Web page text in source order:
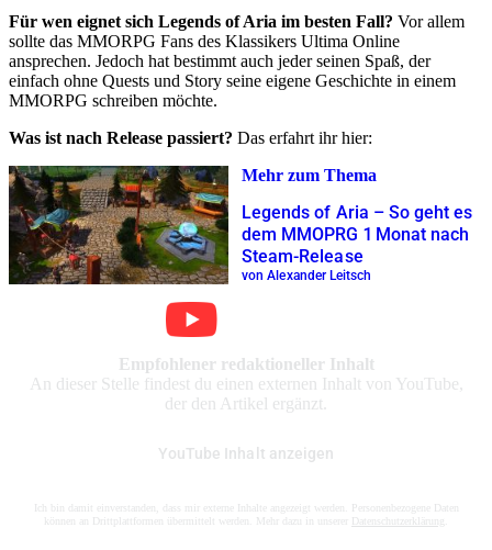
Für wen eignet sich Legends of Aria im besten Fall? Vor allem
sollte das MMORPG Fans des Klassikers Ultima Online
ansprechen. Jedoch hat bestimmt auch jeder seinen Spaß, der
einfach ohne Quests und Story seine eigene Geschichte in einem
MMORPG schreiben möchte.
Was ist nach Release passiert? Das erfahrt ihr hier:
Mehr zum Thema
Legends of Aria – So geht es
dem MMOPRG 1 Monat nach
Steam-Release
von Alexander Leitsch
Empfohlener redaktioneller Inhalt
An dieser Stelle findest du einen externen Inhalt von YouTube,
der den Artikel ergänzt.
YouTube Inhalt anzeigen
Ich bin damit einverstanden, dass mir externe Inhalte angezeigt werden. Personenbezogene Daten
können an Drittplattformen übermittelt werden. Mehr dazu in unserer Datenschutzerklärung